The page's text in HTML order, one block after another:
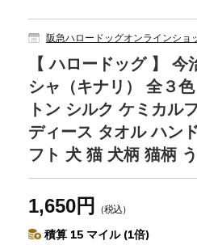
阪急ハロードッグオンラインショ
【 ハロードッグ 】
シャ（キナリ） 全３
トン シルク ケミカル
ディース タオル ハン
フト 犬 猫 犬柄 猫柄
1,650円 （税込）
積算 15 マイル (1倍)